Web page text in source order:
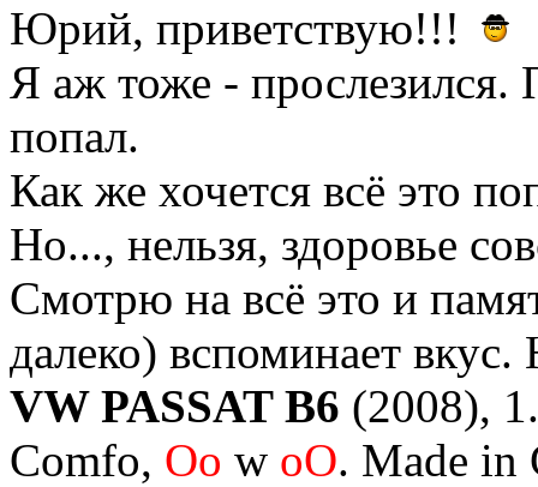
Юрий, приветствую!!!
Я аж тоже - прослезился.
попал.
Как же хочется всё это
Но..., нельзя, здоровье
Смотрю на всё это и
далеко) вспоминает
VW PASSAT B6 (2008),
Comfo, Oo w oO. Made in